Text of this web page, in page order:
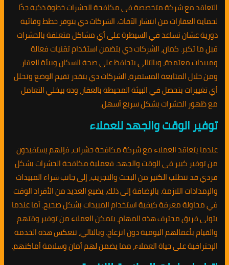
التعاقد مع شركة متخصصة في مكافحة الحشرات خطوة ذكية جدًا
لحماية العقارات من انتشار الآفات. الشركات دي بتوفر خطط وقائية
دورية عشان تساعد في السيطرة على أي مشاكل متعلقة بالحشرات
قبل ما تكبر. كمان، الشركات دي بتضمن استخدام تقنيات فعالة
ومبيدات معتمدة، وبالتالي بتحافظ على صحة السكان وبيئة العقار.
ومن خلال المتابعة المستمرة، الشركات دي بتقدر تقيم الوضع وتحلل
أي تغييرات بتحصل في البيئة المحيطة بالعقار، وده بيخلي التعامل
مع ظهور الحشرات بشكل سريع أسهل.
توفير الوقت والجهد للعملاء
عندما يتعاقد العملاء مع شركة مكافحة حشرات، فإنهم يستفيدون
من توفير كبير في الوقت والجهد. فعملية مكافحة الحشرات بشكل
فردي قد تتطلب الكثير من البحث والتجريب، إلى جانب شراء المبيدات
والإمدادات اللازمة. بالإضافة إلى ذلك، يضيع العديد من الأفراد الوقت
في محاولة معرفة كيفية استخدام المبيدات بشكل صحيح. أما عندما
يتولى فريق محترف هذه المهام، يتمكن العملاء من توفير وقتهم
والقيام بأعمالهم اليومية دون انزعاج. وبالتالي، تنعكس هذه الخدمة
الإحترافية على حياة العملاء، مما يضمن لهم أمان وسلامة أماكنهم.